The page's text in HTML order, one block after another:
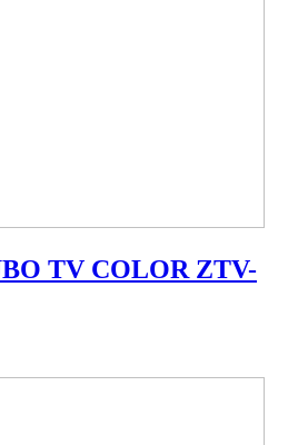
TV COLOR ZTV-